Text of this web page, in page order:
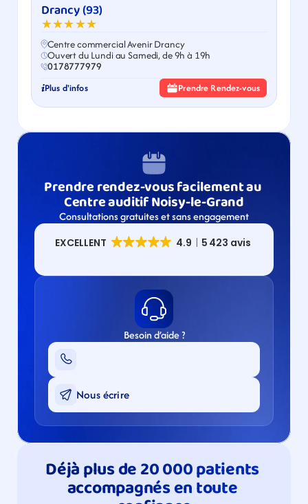
Drancy (93)
★★★★★
Centre commercial Avenir Drancy
Ouvert du Lundi au Samedi, de 9h à 19h
0178777979
Plus d'infos Prendre Rendez-vous
Prendre rendez-vous facilement au
Centre auditif Noisy-le-Grand
Consultations gratuites et sans engagement
Besoin d’aide ?
Nous écrire
Déjà plus de 20 000 patients
accompagnés en toute